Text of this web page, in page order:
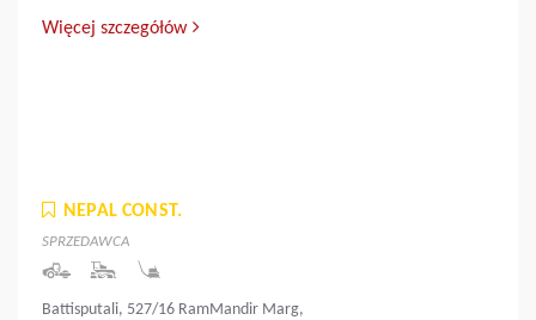
Więcej szczegółów
NEPAL CONST.
SPRZEDAWCA
Battisputali, 527/16 RamMandir Marg,